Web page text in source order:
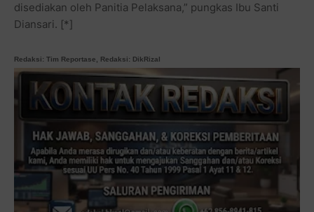
disediakan oleh Panitia Pelaksana,” pungkas Ibu Santi
Diansari. [*]
Redaksi: Tim Reportase, Redaksi: DikRizal